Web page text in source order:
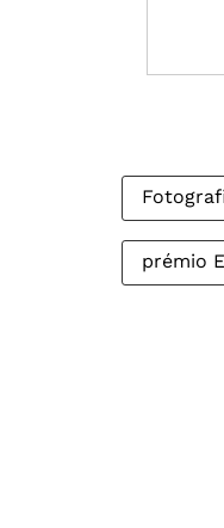
prémio